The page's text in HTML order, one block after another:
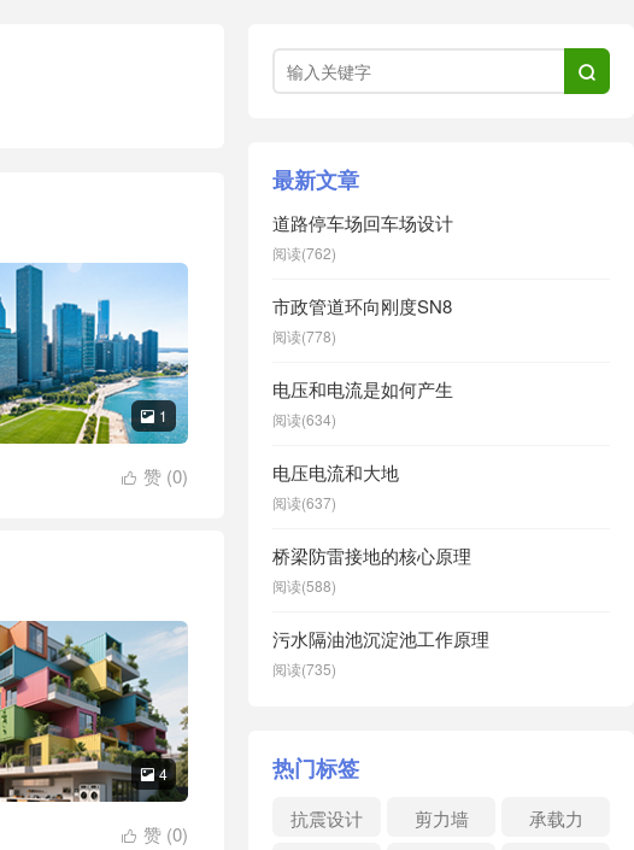
 1
 赞 (0)
 4
 赞 (0)

最新文章
道路停车场回车场设计
阅读(762)
市政管道环向刚度SN8
阅读(778)
电压和电流是如何产生
阅读(634)
电压电流和大地
阅读(637)
桥梁防雷接地的核心原理
阅读(588)
污水隔油池沉淀池工作原理
阅读(735)
热门标签
抗震设计 剪力墙
承载力